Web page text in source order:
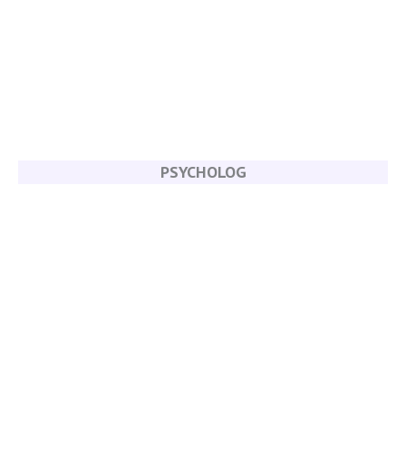
PSYCHOLOG